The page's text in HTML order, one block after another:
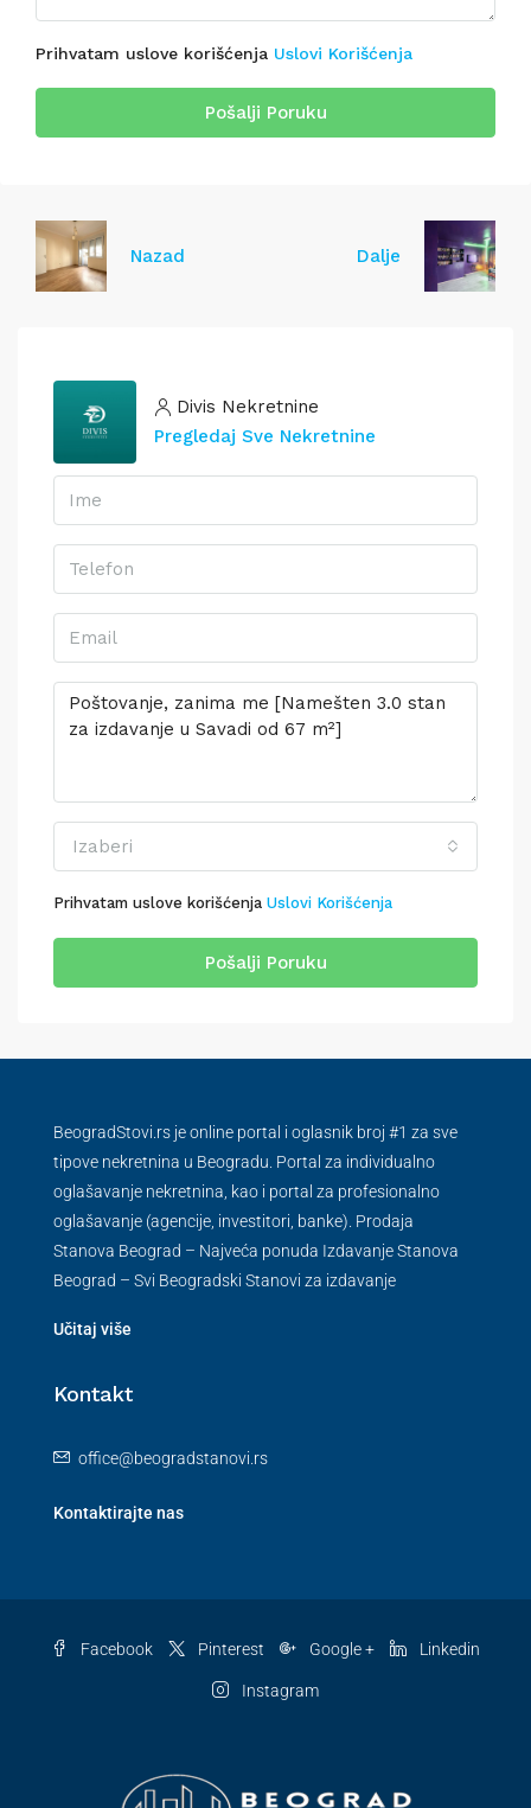
Prihvatam uslove korišćenja Uslovi Korišćenja
Pošalji Poruku
Nazad Dalje
Divis Nekretnine
Pregledaj Sve Nekretnine
Izaberi
Prihvatam uslove korišćenja Uslovi Korišćenja
Pošalji Poruku
BeogradStovi.rs je online portal i oglasnik broj #1 za sve
tipove nekretnina u Beogradu. Portal za individualno
oglašavanje nekretnina, kao i portal za profesionalno
oglašavanje (agencije, investitori, banke). Prodaja
Stanova Beograd – Najveća ponuda Izdavanje Stanova
Beograd – Svi Beogradski Stanovi za izdavanje
Učitaj više
Kontakt
office@beogradstanovi.rs
Kontaktirajte nas
Facebook Pinterest Google + Linkedin
Instagram